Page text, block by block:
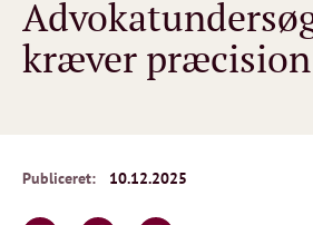
kræver
Publiceret: 10.12.2025